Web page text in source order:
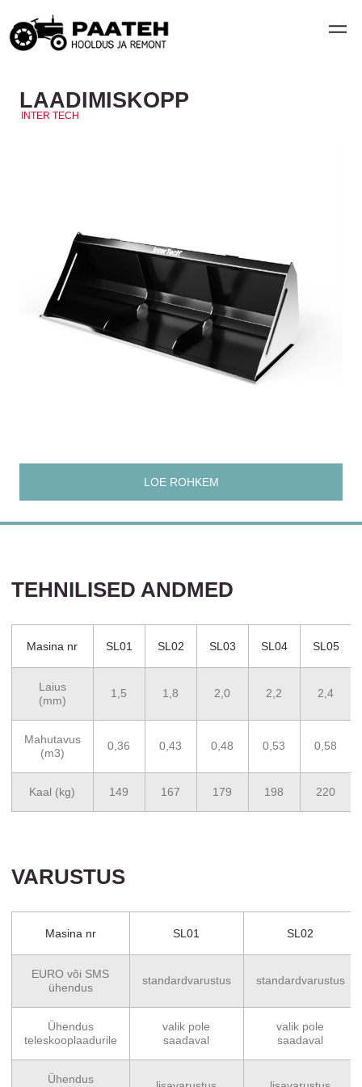
LAADIMISKOPP
INTER TECH
LOE ROHKEM
TEHNILISED ANDMED
Masina nr SL01 SL02 SL03 SL04 SL05
Laius
(mm)
1,5 1,8 2,0 2,2 2,4
Mahutavus
(m3)
0,36 0,43 0,48 0,53 0,58
Kaal (kg) 149 167 179 198 220
VARUSTUS
Masina nr SL01 SL02
EURO või SMS
ühendus
standardvarustus standardvarustus
Ühendus
teleskooplaadurile
valik pole
saadaval
valik pole
saadaval
Ühendus